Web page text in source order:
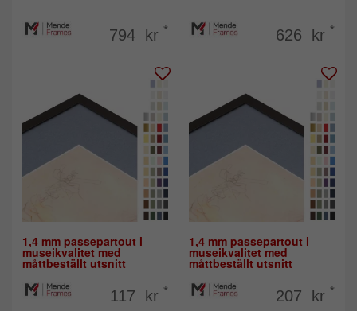
794 kr * 626 kr *
1,4 mm passepartout i
museikvalitet med
måttbeställt utsnitt
117 kr *
1,4 mm passepartout i
museikvalitet med
måttbeställt utsnitt
207 kr *